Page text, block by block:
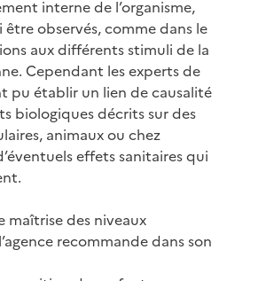
interne de l’organisme,
observés, comme dans le
aux différents stimuli de la
Cependant les experts de
pu établir un lien de causalité
biologiques décrits sur des
animaux ou chez
effets sanitaires qui
maîtrise des niveaux
recommande dans son